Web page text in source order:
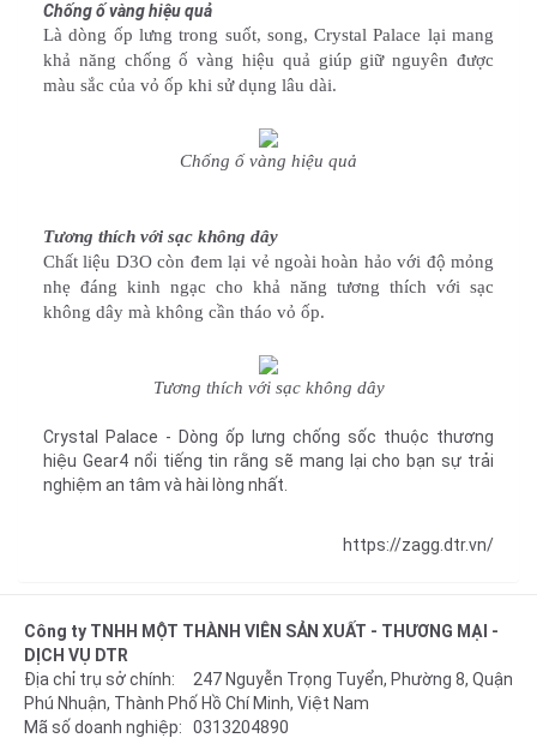
Chống ố vàng hiệu quả
Là dòng ốp lưng trong suốt, song, Crystal Palace lại mang
khả năng chống ố vàng hiệu quả giúp giữ nguyên được
màu sắc của vỏ ốp khi sử dụng lâu dài.
Chống ố vàng hiệu quả
Tương thích với sạc không dây
Chất liệu D3O còn đem lại vẻ ngoài hoàn hảo với độ mỏng
nhẹ đáng kinh ngạc cho khả năng tương thích với sạc
không dây mà không cần tháo vỏ ốp.
Tương thích với sạc không dây
Crystal Palace - Dòng ốp lưng chống sốc thuộc thương
hiệu Gear4 nổi tiếng tin rằng sẽ mang lại cho bạn sự trải
nghiệm an tâm và hài lòng nhất.
https://zagg.dtr.vn/
Công ty TNHH MỘT THÀNH VIÊN SẢN XUẤT - THƯƠNG MẠI -
DỊCH VỤ DTR
Địa chỉ trụ sở chính: 247 Nguyễn Trọng Tuyển, Phường 8, Quận
Phú Nhuận, Thành Phố Hồ Chí Minh, Việt Nam
Mã số doanh nghiệp: 0313204890